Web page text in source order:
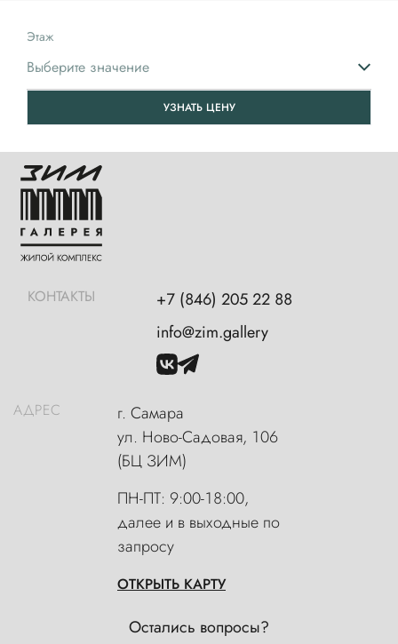
Этаж
Выберите значение
УЗНАТЬ ЦЕНУ
КОНТАКТЫ
+7 (846) 205 22 88
info@zim.gallery
АДРЕС
г. Самара
ул. Ново-Садовая, 106
(БЦ ЗИМ)
ПН-ПТ: 9:00-18:00,
далее и в выходные по
запросу
ОТКРЫТЬ КАРТУ
Остались вопросы?